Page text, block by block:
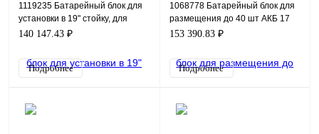
1119235 Батарейный блок для
установки в 19" стойку, для
размещения до 40 шт АКБ 7 Ач,
140 147.43 ₽
Подробнее
1068778 Батарейный блок для
размещения до 40 шт АКБ 17
Ач в комплекте с перемычками
153 390.83 ₽
Подробнее